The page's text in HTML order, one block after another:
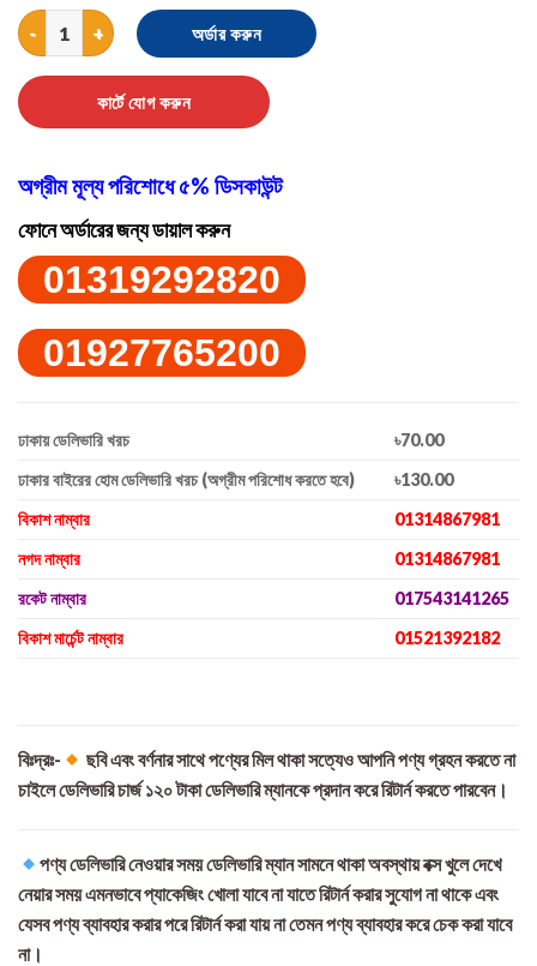
HY320 Smart Mini Portable Projector Android 11 – 4K
অর্ডার করুন
কার্টে যোগ করুন
অগ্রীম মূল্য পরিশোধে ৫% ডিসকাউন্ট
ফোনে অর্ডারের জন্য ডায়াল করুন
01319292820
01927765200
ঢাকায় ডেলিভারি খরচ
৳70.00
ঢাকার বাইরের হোম ডেলিভারি খরচ (অগ্রীম পরিশোধ করতে হবে)
৳130.00
বিকাশ নাম্বার
01314867981
নগদ নাম্বার
01314867981
রকেট নাম্বার
017543141265
বিকাশ মার্চেন্ট নাম্বার
01521392182
বিঃদ্রঃ-
ছবি এবং বর্ণনার সাথে পণ্যের মিল থাকা সত্যেও আপনি পণ্য গ্রহন করতে না
চাইলে ডেলিভারি চার্জ ১২০ টাকা ডেলিভারি ম্যানকে প্রদান করে রিটার্ন করতে পারবেন।
পণ্য ডেলিভারি নেওয়ার সময় ডেলিভারি ম্যান সামনে থাকা অবস্থায় বক্স খুলে দেখে
নেয়ার সময় এমনভাবে প্যাকেজিং খোলা যাবে না যাতে রিটার্ন করার সুযোগ না থাকে এবং
যেসব পণ্য ব্যাবহার করার পরে রিটার্ন করা যায় না তেমন পণ্য ব্যাবহার করে চেক করা যাবে
না।